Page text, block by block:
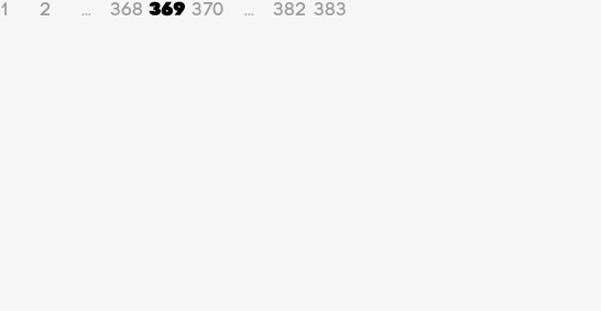
1 2 ... 368 369 370 ... 382 383